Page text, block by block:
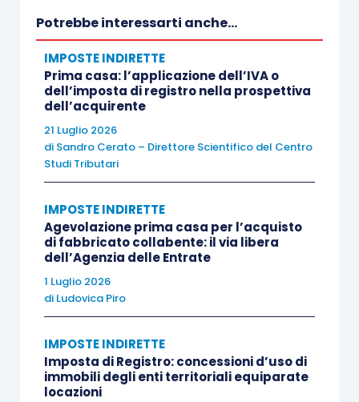
risposta all’istanza di interpello n.
491/E/2021l’Agenzia delle entrate ha precisato
che gli importi non assoggettati ad Iva per
somme anticipate in nome e per conto della
controparte, natura operazione N1 (
D.P.R. 633/1972
gli importi originari non sono stati assoggettati
Nella particolare ipotesi in cui, per disposizione
di legge, le somme anticipate in nome e per conto
del cliente ai sensi dell’
3, D.P.R. 633/1972
medesimo cliente (es. imposte, tasse,
concessioni governative, contributi, diritti
camerali, diritti di segreteria, diritti di
conservatoria, diritti di cancelleria, marche da
Potrebbe interessarti anche...
IMPOSTE INDIRETTE
Prima casa: l’applicazione dell’IVA o
dell’imposta di registro nella prospettiva
dell’acquirente
21 Luglio 2026
di Sandro Cerato – Direttore Scientifico del Centro
Studi Tributari
IMPOSTE INDIRETTE
Agevolazione prima casa per l’acquisto
di fabbricato collabente: il via libera
dell’Agenzia delle Entrate
1 Luglio 2026
di Ludovica Piro
IMPOSTE INDIRETTE
Imposta di Registro: concessioni d’uso di
immobili degli enti territoriali equiparate
locazioni